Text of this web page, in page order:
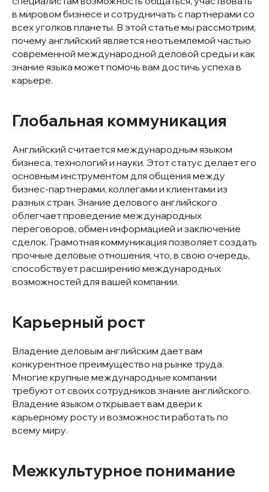
в мировом бизнесе и сотрудничать с партнерами со
всех уголков планеты. В этой статье мы рассмотрим,
почему английский является неотъемлемой частью
современной международной деловой среды и как
знание языка может помочь вам достичь успеха в
карьере.
Глобальная коммуникация
Английский считается международным языком
бизнеса, технологий и науки. Этот статус делает его
основным инструментом для общения между
бизнес-партнерами, коллегами и клиентами из
разных стран. Знание делового английского
облегчает проведение международных
переговоров, обмен информацией и заключение
сделок. Грамотная коммуникация позволяет создать
прочные деловые отношения, что, в свою очередь,
способствует расширению международных
возможностей для вашей компании.
Карьерный рост
Владение деловым английским дает вам
конкурентное преимущество на рынке труда.
Многие крупные международные компании
требуют от своих сотрудников знание английского.
Владение языком открывает вам двери к
карьерному росту и возможности работать по
всему миру.
Межкультурное понимание